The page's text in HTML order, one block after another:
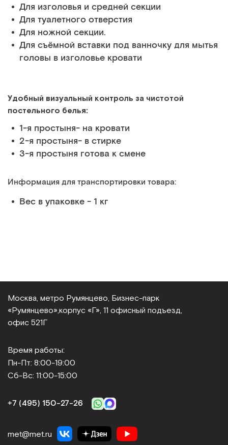
Для изголовья и средней секции
Для туалетного отверстия
Для ножной секции.
Для съёмной вставки под ванночку для мытья
головы в изголовье кровати
Удобный визуальный контроль за чистотой
постельного белья:
1-я простыня- на кровати
2-я простыня- в стирке
3-я простыня готова к смене
Информация для транспортировки товара:
Вес в упаковке - 1 кг
Москва, метро Румянцево, Бизнес‑парк
«Румянцево», корпус «Г», 11 офисный подъезд,
офис 521Г
Время работы:
Пн-Пт: 8:00-19:00
Сб-Вс: 11:00-15:00
+7 (495) 150‑27‑26
met@met.ru